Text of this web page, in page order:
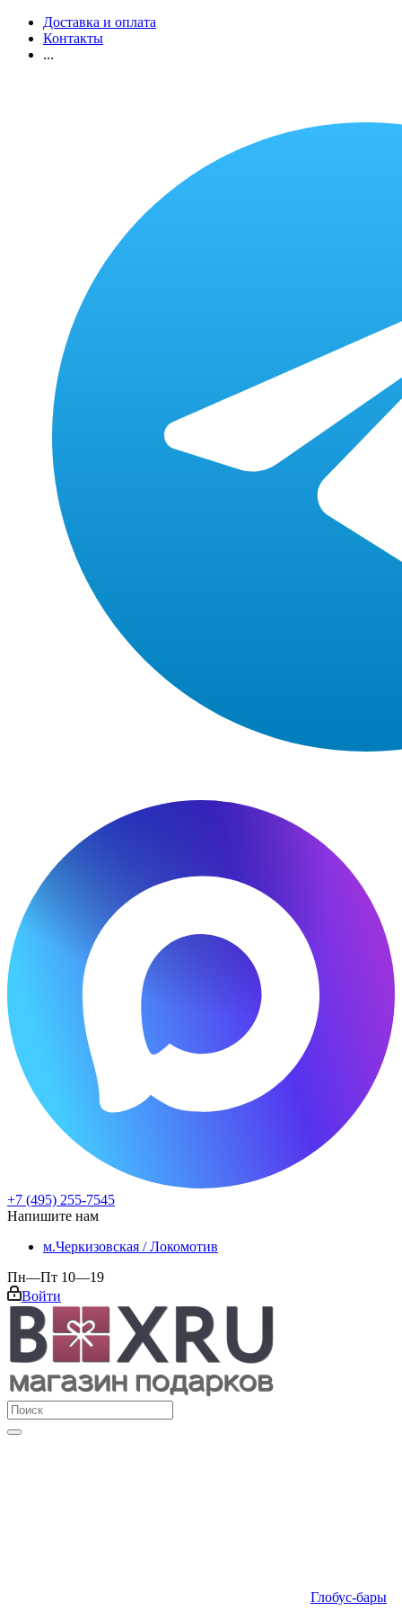
Доставка и оплата
Контакты
...
+7 (495) 255-7545
Напишите нам
м.Черкизовская / Локомотив
Пн—Пт 10—19
Войти
Глобус-бары